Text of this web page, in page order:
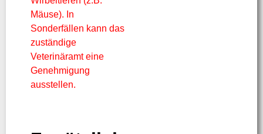
Mäuse). In
Sonderfällen kann das
zuständige
Veterinäramt eine
Genehmigung
ausstellen.